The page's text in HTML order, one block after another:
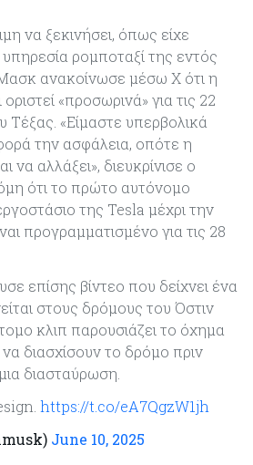
να ξεκινήσει, όπως είχε
ρομποταξί της εντός
ανακοίνωσε μέσω X ότι η
«προσωρινά» για τις 22
Τέξας. «Είμαστε υπερβολικά
την ασφάλεια, οπότε η
να αλλάξει», διευκρίνισε ο
ότι το πρώτο αυτόνομο
της Tesla μέχρι την
προγραμματισμένο για τις 28
επίσης βίντεο που δείχνει ένα
στους δρόμους του Όστιν
κλιπ παρουσιάζει το όχημα
διασχίσουν το δρόμο πριν
διασταύρωση.
https://t.co/eA7QgzW1jh
June 10, 2025